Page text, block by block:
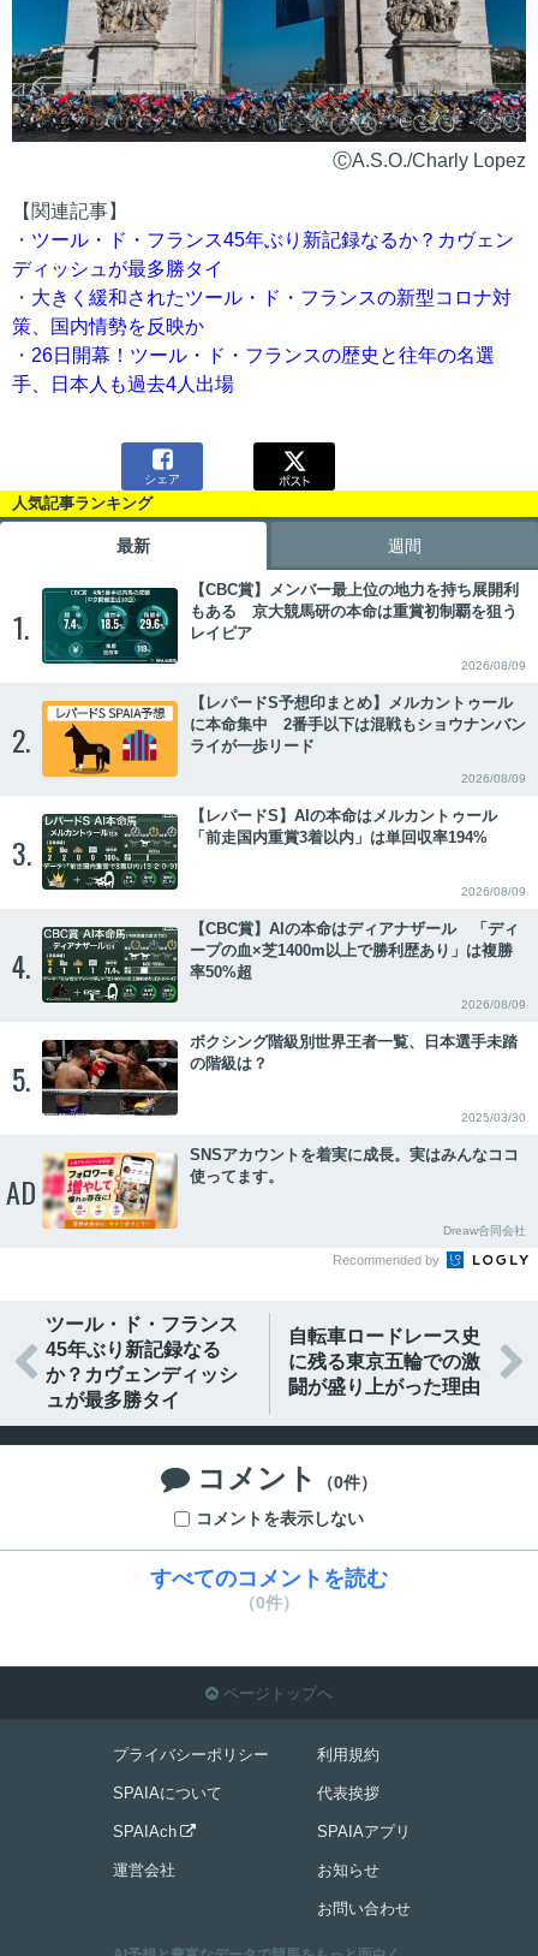
ⒸA.S.O./Charly Lopez
【関連記事】
・ ツール・ド・フランス45年ぶり新記録なるか？カヴェン
ディッシュが最多勝タイ
・ 大きく緩和されたツール・ド・フランスの新型コロナ対
策、国内情勢を反映か
・ 26日開幕！ツール・ド・フランスの歴史と往年の名選
手、日本人も過去4人出場

シェア
人気記事ランキング
最新 週間
1.
【CBC賞】メンバー最上位の地力を持ち展開利
もある 京大競馬研の本命は重賞初制覇を狙う
レイピア
2026/08/09
2.
【レパードS予想印まとめ】メルカントゥール
に本命集中 2番手以下は混戦もショウナンバン
ライが一歩リード
2026/08/09
3.
【レパードS】AIの本命はメルカントゥール
「前走国内重賞3着以内」は単回収率194%
2026/08/09
4.
【CBC賞】AIの本命はディアナザール 「ディ
ープの血×芝1400m以上で勝利歴あり」は複勝
率50%超
2026/08/09
5.
ボクシング階級別世界王者一覧、日本選手未踏
の階級は？
2025/03/30
AD
SNSアカウントを着実に成長。実はみんなココ
使ってます。
Dreaw合同会社
Recommended by

ツール・ド・フランス
45年ぶり新記録なる
か？カヴェンディッシ
ュが最多勝タイ
自転車ロードレース史
に残る東京五輪での激
闘が盛り上がった理由

 コメント
（0件）
コメントを表示しない
すべてのコメントを読む
（0件）
 ページトップへ
プライバシーポリシー
SPAIAについて
SPAIAch 
運営会社
利用規約
代表挨拶
SPAIAアプリ
お知らせ
お問い合わせ